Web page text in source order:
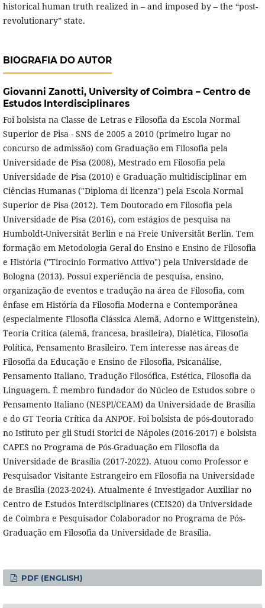
historical human truth realized in – and imposed by – the “post-
revolutionary” state.
BIOGRAFIA DO AUTOR
Giovanni Zanotti, University of Coimbra – Centro de
Estudos Interdisciplinares
Foi bolsista na Classe de Letras e Filosofia da Escola Normal
Superior de Pisa - SNS de 2005 a 2010 (primeiro lugar no
concurso de admissão) com Graduação em Filosofia pela
Universidade de Pisa (2008), Mestrado em Filosofia pela
Universidade de Pisa (2010) e Graduação multidisciplinar em
Ciências Humanas ("Diploma di licenza") pela Escola Normal
Superior de Pisa (2012). Tem Doutorado em Filosofia pela
Universidade de Pisa (2016), com estágios de pesquisa na
Humboldt-Universität Berlin e na Freie Universität Berlin. Tem
formação em Metodologia Geral do Ensino e Ensino de Filosofia
e História ("Tirocinio Formativo Attivo") pela Universidade de
Bologna (2013). Possui experiência de pesquisa, ensino,
organização de eventos e tradução na área de Filosofia, com
ênfase em História da Filosofia Moderna e Contemporânea
(especialmente Filosofia Clássica Alemã, Adorno e Wittgenstein),
Teoria Critica (alemã, francesa, brasileira), Dialética, Filosofia
Política, Pensamento Brasileiro. Tem interesse nas áreas de
Filosofia da Educação e Ensino de Filosofia, Psicanálise,
Pensamento Italiano, Tradução Filosófica, Estética, Filosofia da
Linguagem. É membro fundador do Núcleo de Estudos sobre o
Pensamento Italiano (NESPI/CEAM) da Universidade de Brasília
e do GT Teoria Crítica da ANPOF. Foi bolsista de pós-doutorado
no Istituto per gli Studi Storici de Nápoles (2016-2017) e bolsista
CAPES no Programa de Pós-Graduação em Filosofia da
Universidade de Brasília (2017-2022). Atuou como Professor e
Pesquisador Visitante Estrangeiro em Filosofia na Universidade
de Brasília (2023-2024). Atualmente é Investigador Auxiliar no
Centro de Estudos Interdisciplinares (CEIS20) da Universidade
de Coimbra e Pesquisador Colaborador no Programa de Pós-
Graduação em Filosofia da Universidade de Brasília.
PDF (ENGLISH)